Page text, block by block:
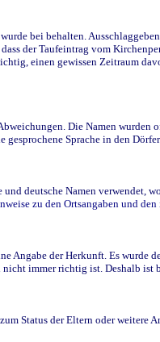
bei behalten.
der Taufeintrag vom
einen gewissen Zeitraum
Die Namen wurden
gesprochene Sprache in den
deutsche Namen verwendet,
zu den Ortsangaben und
Angabe der Herkunft. Es wurde
immer richtig ist. Deshalb ist
Status der Eltern oder weitere